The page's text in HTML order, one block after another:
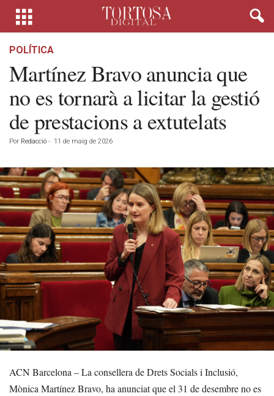
POLÍTICA
Martínez Bravo anuncia que
no es tornarà a licitar la gestió
de prestacions a extutelats
Por Redacció - 11 de maig de 2026
ACN Barcelona – La consellera de Drets Socials i Inclusió,
Mònica Martínez Bravo, ha anunciat que el 31 de desembre no es